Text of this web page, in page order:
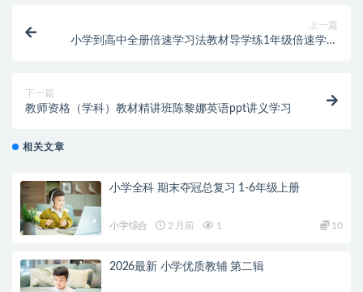
上一篇
小学到高中全册倍速学习法教材导学练1年级倍速学习
下一篇
教师资格（学科）教材精讲班陈黎娜英语ppt讲义学习
相关文章
小学全科 期末夺冠总复习 1-6年级上册
小学综合 2 月前 1 10
2026最新 小学优质教辅 第二辑